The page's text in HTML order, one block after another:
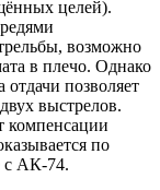
целей).
возможно
в плечо. Однако
позволяет
выстрелов.
компенсации
по
с АК-74.